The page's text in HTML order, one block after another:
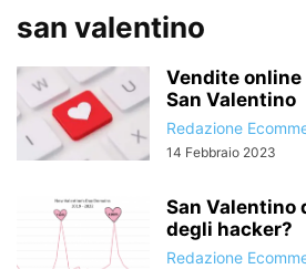
san valentino
Vendite
San Valentino
Redazione
14 Febbraio 2023
San Valentino
degli hacker?
Redazione